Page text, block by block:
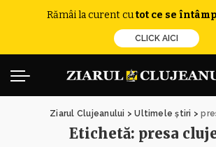
Rămâi la curent cutot ce se
CLICK AICI
Ziarul Clujeanului >Ultimele știri >
Etichetă: presa